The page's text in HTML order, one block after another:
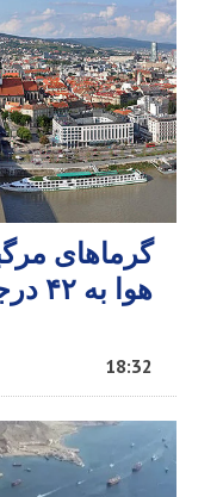
گرماهای
هوا به ۴۲ درجه رسید
18:32